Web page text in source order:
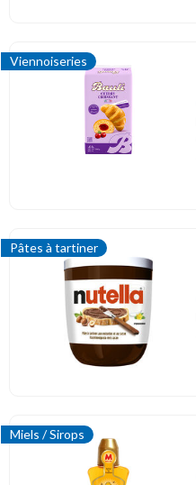
Viennoiseries
Pâtes à tartiner
Miels / Sirops